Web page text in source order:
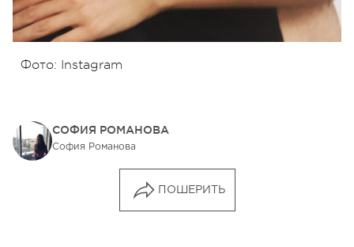
Фото: Instagram
СОФИЯ РОМАНОВА
София Романова
ПОШЕРИТЬ